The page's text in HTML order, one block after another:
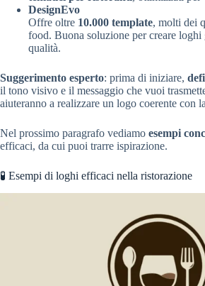
DesignEvo
Offre oltre 10.000 template, molti dei
food. Buona soluzione per creare
qualità.
Suggerimento esperto: prima di iniziare,
il tono visivo e il messaggio che vuoi
aiuteranno a realizzare un logo coerente con
Nel prossimo paragrafo vediamo esempi
efficaci, da cui puoi trarre ispirazione.
🧪 Esempi di loghi efficaci nella ristorazione